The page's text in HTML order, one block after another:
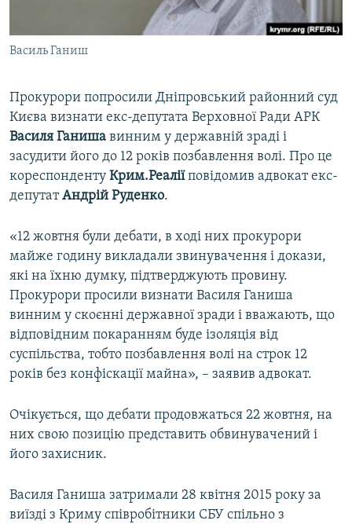
УКРАЇНСЬКА ПРОБЛЕМА КРИМУ
ІНФОГРАФІКА
ДОЛУЧАЙСЯ!
Усі сайти RFE/RL
Василь Ганиш
Прокурори попросили Дніпровський районний суд
Києва визнати екс-депутата Верховної Ради АРК
Василя Ганиша винним у державній зраді і
засудити його до 12 років позбавлення волі. Про це
кореспонденту Крим.Реаліїповідомив адвокат екс-
депутатАндрій Руденко.
«12 жовтня були дебати, в ході них прокурори
майже годину викладали звинувачення і докази,
які на їхню думку, підтверджують провину.
Прокурори просили визнати Василя Ганиша
винним у скоєнні державної зради і вважають, що
відповідним покаранням буде ізоляція від
суспільства, тобто позбавлення волі на строк 12
років без конфіскації майна», – заявив адвокат.
Очікується, що дебати продовжаться 22 жовтня, на
них свою позицію представить обвинувачений і
його захисник.
Василя Ганиша затримали 28 квітня 2015 року за
виїзді з Криму співробітники СБУ спільно з